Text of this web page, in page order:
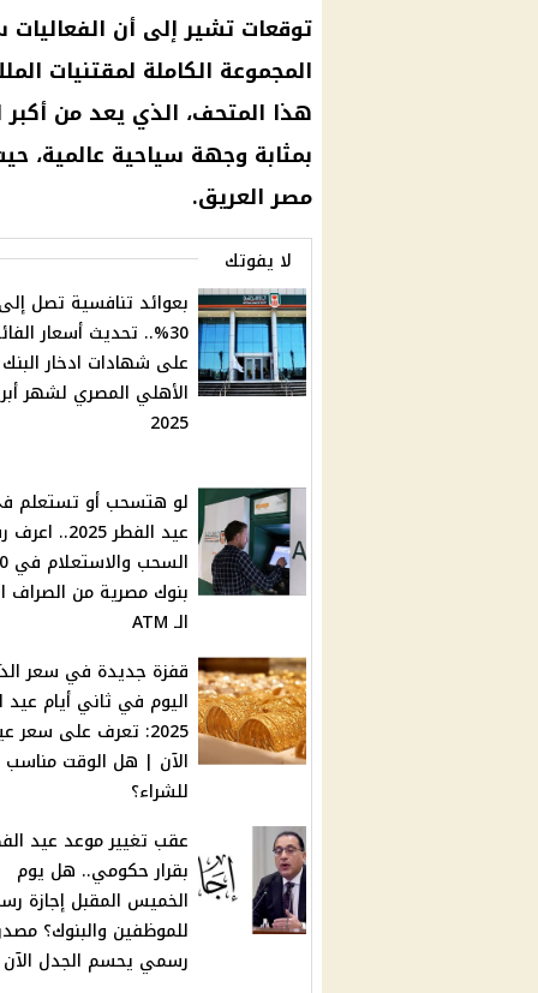
توقعات تشير إلى أن
المجموعة الكاملة لمقتنيات
هذا المتحف، الذي يعد من
بمثابة وجهة سياحية عالمية،
مصر العريق.
لا يفوتك
بعوائد تنافسية تصل
30%.. تحديث أسعار
على شهادات ادخار البنك
الأهلي المصري لشهر
2025
لو هتسحب أو تستعلم
عيد الفطر
السحب
بنوك مصرية من الصراف
الـ ATM
قفزة جديدة في سعر
اليوم في ثاني أيام عيد
الآن | هل الوقت مناسب
للشراء؟
عقب تغيير موعد عيد
بقرار حكومي.. هل يوم
الخميس المقبل إجازة
للموظفين والبنوك؟
رسمي يحسم الجدل الآن